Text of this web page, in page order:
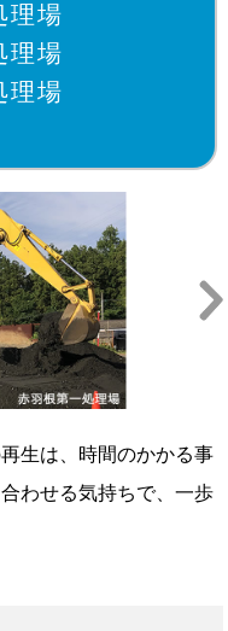
理場
理場
理場
生は、時間のかかる事
わせる気持ちで、一歩